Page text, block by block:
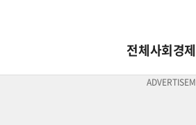
전체사회경제